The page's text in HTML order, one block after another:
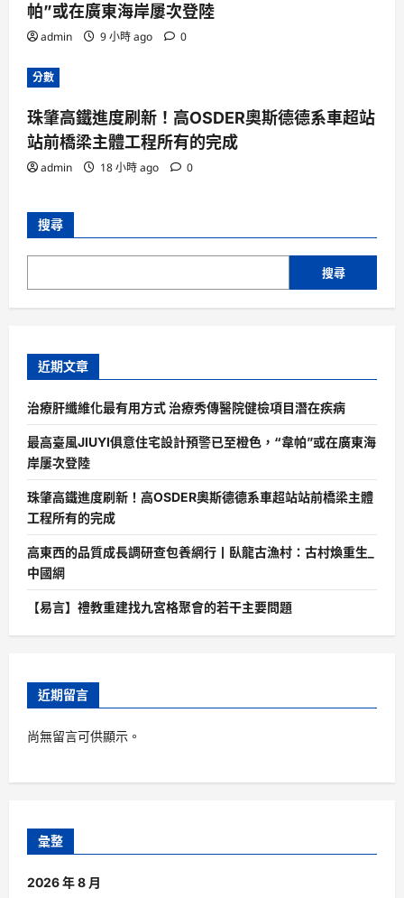
帕”或在廣東海岸屢次登陸
admin 9 小時 ago 0
分數
珠肇高鐵進度刷新！高OSDER奧斯德德系車超站
站前橋梁主體工程所有的完成
admin 18 小時 ago 0
搜尋
搜尋
近期文章
治療肝纖維化最有用方式 治療秀傳醫院健檢項目潛在疾病
最高臺風JIUYI俱意住宅設計預警已至橙色，“韋帕”或在廣東海
岸屢次登陸
珠肇高鐵進度刷新！高OSDER奧斯德德系車超站站前橋梁主體
工程所有的完成
高東西的品質成長調研查包養網行丨臥龍古漁村：古村煥重生_
中國網
【易言】禮教重建找九宮格聚會的若干主要問題
近期留言
尚無留言可供顯示。
彙整
2026 年 8 月